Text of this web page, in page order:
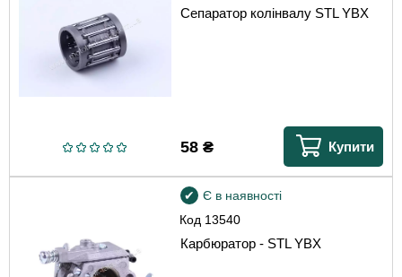
Сепаратор колінвалу STL YBX
58₴ Купити
Код 13540
Є в наявності
Карбюратор - STL YBX